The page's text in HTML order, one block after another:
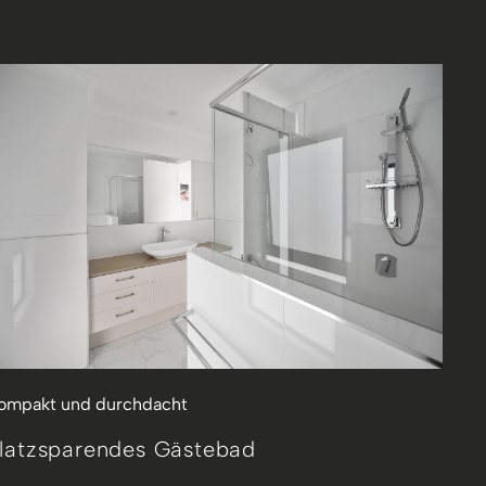
und durchdacht
Gästebad